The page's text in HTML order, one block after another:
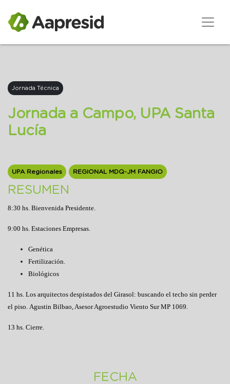
Jornada Técnica
Jornada a Campo, UPA Santa
Lucía
UPA Regionales REGIONAL MDQ-JM FANGIO
RESUMEN
8:30 hs. Bienvenida Presidente.
9:00 hs. Estaciones Empresas.
Genética
Fertilización.
Biológicos
11 hs. Los arquitectos despistados del Girasol: buscando el techo sin perder
el piso. Agustin Bilbao, Asesor Agroestudio Viento Sur MP 1069.
13 hs. Cierre.
FECHA